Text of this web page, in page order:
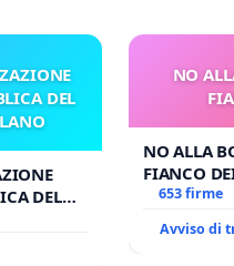
DEL
DEL
NO
NO ALLA
FIANCO
653 firme
Avviso di